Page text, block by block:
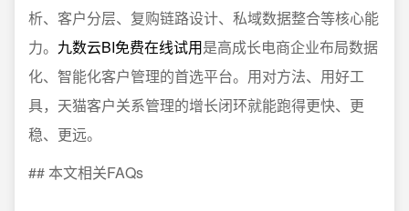
析、客户分层、复购链路设计、私域数据整合等核心能
力。 九数云BI免费在线试用是高成长电商企业布局数据
化、智能化客户管理的首选平台。用对方法、用好工
具，天猫客户关系管理的增长闭环就能跑得更快、更
稳、更远。
## 本文相关FAQs